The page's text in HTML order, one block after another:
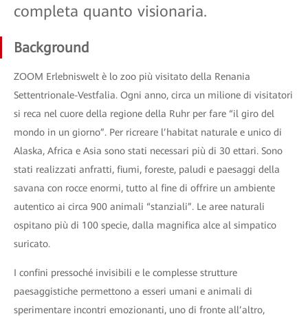
completa quanto visionaria.
Background
ZOOM Erlebniswelt è lo zoo più visitato della Renania
Settentrionale-Vestfalia. Ogni anno, circa un milione di visitatori
si reca nel cuore della regione della Ruhr per fare “il giro del
mondo in un giorno”. Per ricreare l’habitat naturale e unico di
Alaska, Africa e Asia sono stati necessari più di 30 ettari. Sono
stati realizzati anfratti, fiumi, foreste, paludi e paesaggi della
savana con rocce enormi, tutto al fine di offrire un ambiente
autentico ai circa 900 animali “stanziali”. Le aree naturali
ospitano più di 100 specie, dalla magnifica alce al simpatico
suricato.
I confini pressoché invisibili e le complesse strutture
paesaggistiche permettono a esseri umani e animali di
sperimentare incontri emozionanti, uno di fronte all’altro,